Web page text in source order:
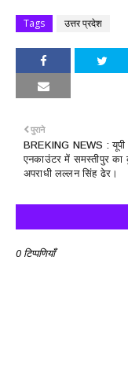
Tags उत्तर प्रदेश
पुराने
BREKING NEWS :
एनकाउंटर में समस्तीपुर का
अपराधी लल्लन सिंह ढेर।
0 टिप्पणियाँ